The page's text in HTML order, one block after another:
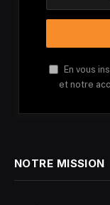
En vous
et notre
NOTRE MISSION